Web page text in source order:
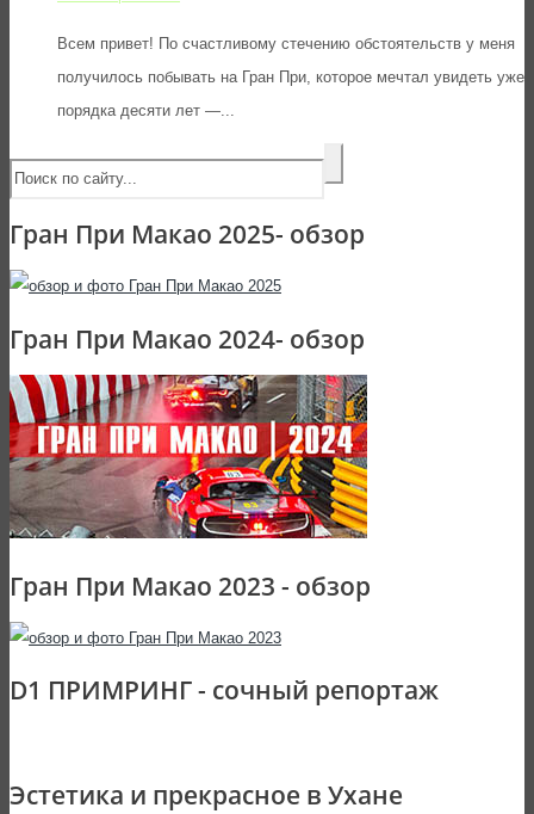
Всем привет! По счастливому стечению обстоятельств у меня
получилось побывать на Гран При, которое мечтал увидеть уже
порядка десяти лет —...
Гран При Макао 2025- обзор
Гран При Макао 2024- обзор
Гран При Макао 2023 - обзор
D1 ПРИМРИНГ - сочный репортаж
Эстетика и прекрасное в Ухане